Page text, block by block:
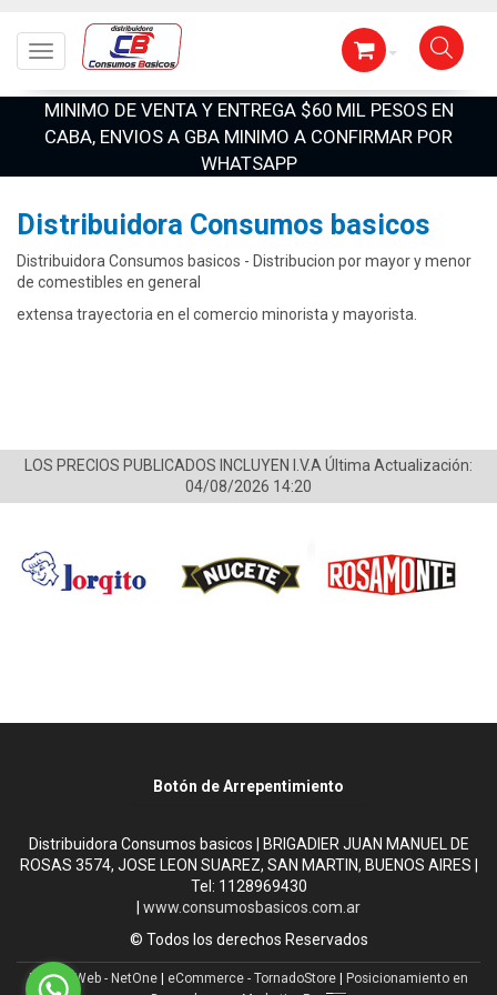
Toggle navigation
MINIMO DE VENTA Y ENTREGA $60 MIL PESOS EN
CABA, ENVIOS A GBA MINIMO A CONFIRMAR POR
WHATSAPP
Distribuidora Consumos basicos
Distribuidora Consumos basicos - Distribucion por mayor y menor
de comestibles en general
extensa trayectoria en el comercio minorista y mayorista.
LOS PRECIOS PUBLICADOS INCLUYEN I.V.A Última Actualización:
04/08/2026 14:20
Botón de Arrepentimiento
Distribuidora Consumos basicos | BRIGADIER JUAN MANUEL DE
ROSAS 3574, JOSE LEON SUAREZ, SAN MARTIN, BUENOS AIRES |
Tel: 1128969430
www.consumosbasicos.com.ar
© Todos los derechos Reservados
Diseño Web - NetOne eCommerce - TornadoStore
Posicionamiento en